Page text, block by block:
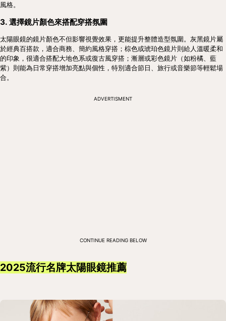
風格。
3. 選擇鏡片顏色來搭配穿搭氛圍
太陽眼鏡的鏡片顏色不但影響視覺效果，更能提升整體造型氛圍。灰黑鏡片屬
於經典百搭款，適合商務、簡約風格穿搭；棕色或琥珀色鏡片則給人溫暖柔和
的印象，很適合搭配大地色系或復古風穿搭；漸層或彩色鏡片（如粉橘、藍
紫）則能為日常穿搭增加亮點與個性，特別適合節日、旅行或音樂節等輕鬆場
合。
ADVERTISMENT
CONTINUE READING BELOW
2025流行名牌太陽眼鏡推薦